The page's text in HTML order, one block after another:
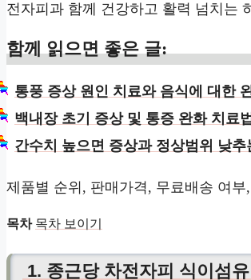
전자피과 함께 건강하고 활력 넘치는
함께 읽으면 좋은 글:
통풍 증상 원인 치료와 음식에 대한
백내장 초기 증상 및 통증 완화 치료
간수치 높으면 증상과 정상범위 낮추
제품별 순위, 판매가격, 무료배송 여
목차 목차 보이기
1. 종근당 차전자피 식이섬